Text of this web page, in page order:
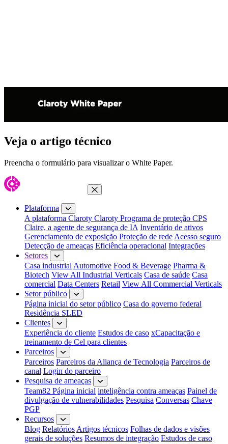
Veja o artigo técnico
Preencha o formulário para visualizar o White Paper.
Fechar menu
Plataforma
A plataforma Claroty Claroty Programa de proteção CPS
Claire, a agente de segurança de IA Inventário de ativos
Gerenciamento de exposição Proteção de rede Acesso seguro
Detecção de ameaças Eficiência operacional Integrações
Setores
Casa industrial Automotive Food & Beverage Pharma &
Biotech View All Industrial Verticals Casa de saúde Casa
comercial Data Centers Retail View All Commercial Verticals
Setor público
Página inicial do setor público Casa do governo federal
Residência SLED
Clientes
Experiência do cliente Estudos de caso xCapacitação e
treinamento de Cel para clientes
Parceiros
Parceiros Parceiros da Aliança de Tecnologia Parceiros de
canal Login do parceiro
Pesquisa de ameaças
Team82 Página inicial inteligência contra ameaças Painel de
divulgação de vulnerabilidades Pesquisa Conversas Chave
PGP
Recursos
Blog Relatórios Artigos técnicos Folhas de dados e visões
gerais de soluções Resumos de integração Estudos de caso